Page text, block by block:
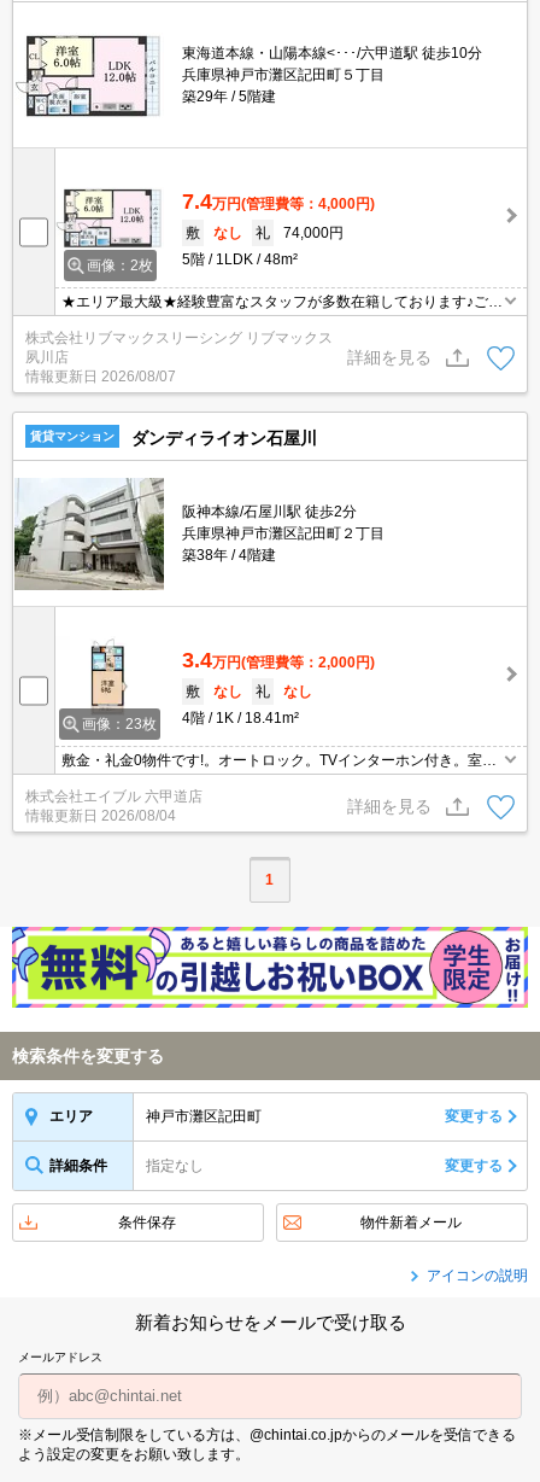
東海道本線・山陽本線<･･･/六甲道駅 徒歩10分
兵庫県神戸市灘区記田町５丁目
築29年
5階建
画像：2枚
7.4万円(管理費等：4,000円)
敷
なし 礼
74,000円
5階
1LDK 48m²
★エリア最大級★経験豊富なスタッフが多数在籍しております♪ご要
望がありましたらお申し付けください！初期費用クレジット支払可
能！オンライン内覧・オンライン契約等弊社に一度も来店せずとも
問題ありません♪弊社ではネットに掲載されている物件も全てご紹介
可能になりますので気になる物件は全て申し付けください★
株式会社リブマックスリーシング リブマックス
夙川店
情報更新日 2026/08/07
詳細を見る
賃貸マンション ダンディライオン石屋川
阪神本線/石屋川駅 徒歩2分
兵庫県神戸市灘区記田町２丁目
築38年
4階建
画像：23枚
3.4万円(管理費等：2,000円)
敷
なし 礼
なし
4階
1K 18.41m²
敷金・礼金0物件です!。オートロック。TVインターホン付き。室内
に洗濯機置場あり。
株式会社エイブル 六甲道店
情報更新日 2026/08/04
詳細を見る
1
検索条件を変更する
エリア 神戸市灘区記田町 変更する
詳細条件 指定なし 変更する
条件保存 物件新着メール
アイコンの説明
新着お知らせをメールで受け取る
メールアドレス
※メール受信制限をしている方は、@chintai.co.jpからのメールを受信できる
よう設定の変更をお願い致します。